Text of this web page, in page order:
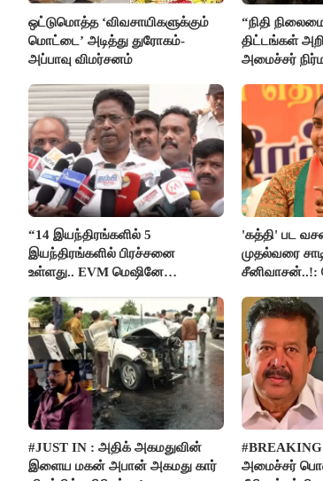
ஒட்டுமொத்த ‘விவசாயிகளுக்கும்
மொட்டை’ அடித்து துரோகம்-
அப்பாவு விமர்சனம்
“நிதி
திட்டங்கள்
அமைச்சர்
“14 இயந்திரங்களில் 5
இயந்திரங்களில் பிரச்சனை
உள்ளது.. EVM மெஷினே
இளங்கோ
'கத்தி' பட
முதல்வரை
#JUST IN : அதிக் அகமதுவின்
இளைய மகன் அபான் அகமது கார்
அமைச்சர்